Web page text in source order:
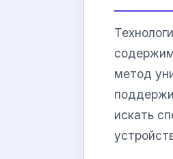
метод
искать